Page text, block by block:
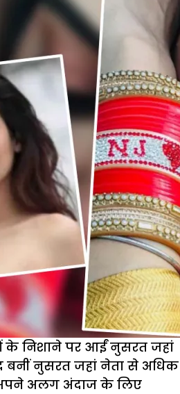
के निशाने पर आईं नुसरत जहां
बनीं नुसरत जहां नेता से अधिक
अलग अंदाज के लिए